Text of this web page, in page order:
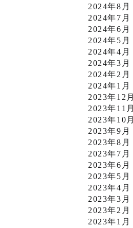
2024年8月
2024年7月
2024年6月
2024年5月
2024年4月
2024年3月
2024年2月
2024年1月
2023年12月
2023年11月
2023年10月
2023年9月
2023年8月
2023年7月
2023年6月
2023年5月
2023年4月
2023年3月
2023年2月
2023年1月